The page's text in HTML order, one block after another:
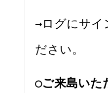
→ログにサイ
ださい。
○ご来島いた